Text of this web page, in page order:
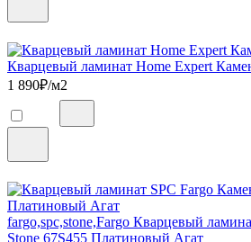
Кварцевый ламинат Home Expert
1 890₽/м2
fargo,spc,stone,Fargo Кварцевый
Stone 67S455 Платиновый Агат